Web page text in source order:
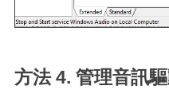
方法 4. 管理音訊